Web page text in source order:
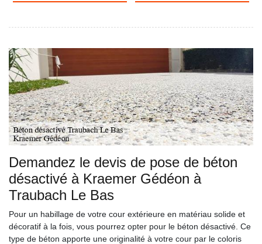
Demandez le devis de pose de béton
désactivé à Kraemer Gédéon à
Traubach Le Bas
Pour un habillage de votre cour extérieure en matériau solide et
décoratif à la fois, vous pourrez opter pour le béton désactivé. Ce
type de béton apporte une originalité à votre cour par le coloris